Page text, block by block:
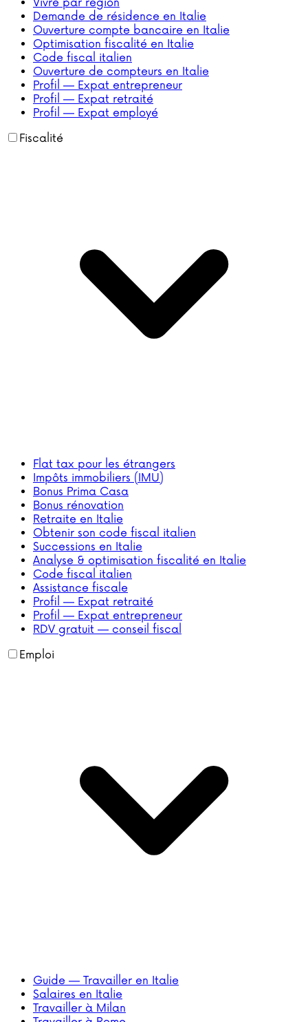
Vivre par région
Demande de résidence en Italie
Ouverture compte bancaire en Italie
Optimisation fiscalité en Italie
Code fiscal italien
Ouverture de compteurs en Italie
Profil — Expat entrepreneur
Profil — Expat retraité
Profil — Expat employé
Fiscalité
Flat tax pour les étrangers
Impôts immobiliers (IMU)
Bonus Prima Casa
Bonus rénovation
Retraite en Italie
Obtenir son code fiscal italien
Successions en Italie
Analyse & optimisation fiscalité en Italie
Code fiscal italien
Assistance fiscale
Profil — Expat retraité
Profil — Expat entrepreneur
RDV gratuit — conseil fiscal
Emploi
Guide — Travailler en Italie
Salaires en Italie
Travailler à Milan